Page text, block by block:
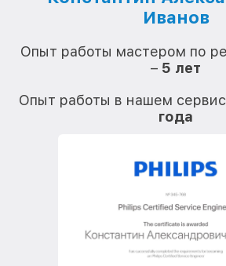
Иванов
Опыт работы мастером по
– 5 лет
Опыт работы в нашем
года